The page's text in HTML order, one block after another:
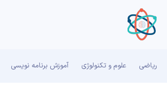
ریاضی علوم و تکنولوژی آموزش برنامه نویسی